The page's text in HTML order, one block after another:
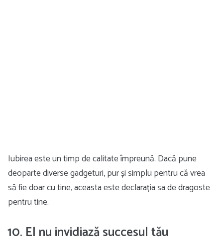
Iubirea este un timp de calitate împreună. Dacă pune
deoparte diverse gadgeturi, pur și simplu pentru că vrea
să fie doar cu tine, aceasta este declarația sa de dragoste
pentru tine.
10. El nu invidiază succesul tău